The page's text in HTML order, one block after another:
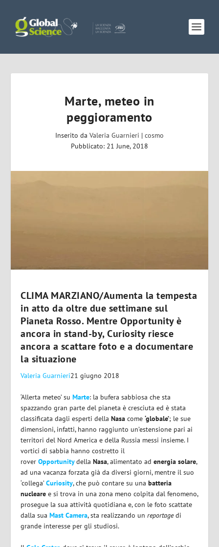
Marte, meteo in
peggioramento
Inserito da Valeria Guarnieri | cosmo
Pubblicato: 21 June, 2018
CLIMA MARZIANO/Aumenta la tempesta
in atto da oltre due settimane sul
Pianeta Rosso. Mentre Opportunity è
ancora in stand-by, Curiosity riesce
ancora a scattare foto e a documentare
la situazione
Valeria Guarnieri21 giugno 2018
‘Allerta meteo’ suMarte: la bufera sabbiosa che sta
spazzando gran parte del pianeta è cresciuta ed è stata
classificata dagli esperti della Nasa come‘globale’; le sue
dimensioni, infatti, hanno raggiunto un’estensione pari ai
territori del Nord America e della Russia messi insieme. I
vortici di sabbia hanno costretto il
roverOpportunitydellaNasa, alimentato adenergia solare,
ad una vacanza forzata già da diversi giorni, mentre il suo
‘collega’Curiosity, che può contare su unabatteria
nucleare e si trova in una zona meno colpita dal fenomeno,
prosegue la sua attività quotidiana e, con le foto scattate
dalla suaMast Camera, sta realizzando unreportagedi
grande interesse per gli studiosi.